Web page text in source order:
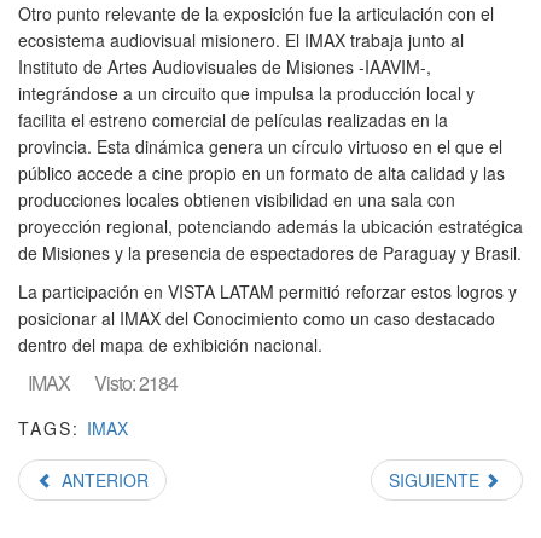
Otro punto relevante de la exposición fue la articulación con el
ecosistema audiovisual misionero. El IMAX trabaja junto al
Instituto de Artes Audiovisuales de Misiones -IAAVIM-,
integrándose a un circuito que impulsa la producción local y
facilita el estreno comercial de películas realizadas en la
provincia. Esta dinámica genera un círculo virtuoso en el que el
público accede a cine propio en un formato de alta calidad y las
producciones locales obtienen visibilidad en una sala con
proyección regional, potenciando además la ubicación estratégica
de Misiones y la presencia de espectadores de Paraguay y Brasil.
La participación en VISTA LATAM permitió reforzar estos logros y
posicionar al IMAX del Conocimiento como un caso destacado
dentro del mapa de exhibición nacional.
IMAX Visto: 2184
TAGS: IMAX
ANTERIOR SIGUIENTE